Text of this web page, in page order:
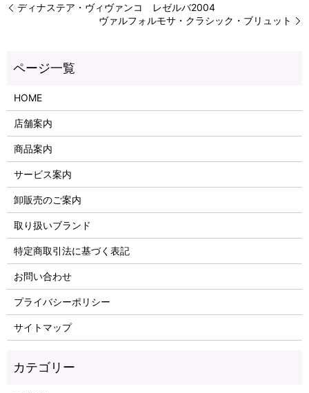
ディナステア・ヴィヴァンコ レゼルバ2004
ヴァルフォルモサ・クラシック・ブリュット
HOME
店舗案内
商品案内
サービス案内
卸販売のご案内
取り扱いブランド
特定商取引法に基づく表記
お問い合わせ
プライバシーポリシー
サイトマップ